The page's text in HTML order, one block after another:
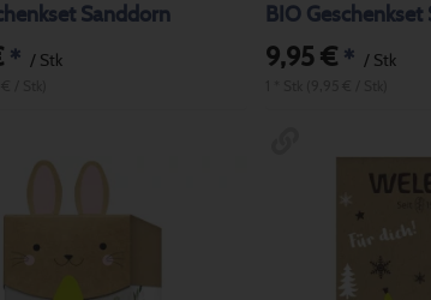
Sanddorn
* / Stk
BIO
9,95 €* / Stk